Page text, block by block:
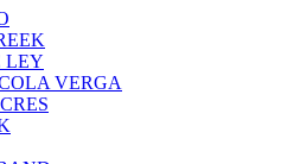
LEY
VERGA